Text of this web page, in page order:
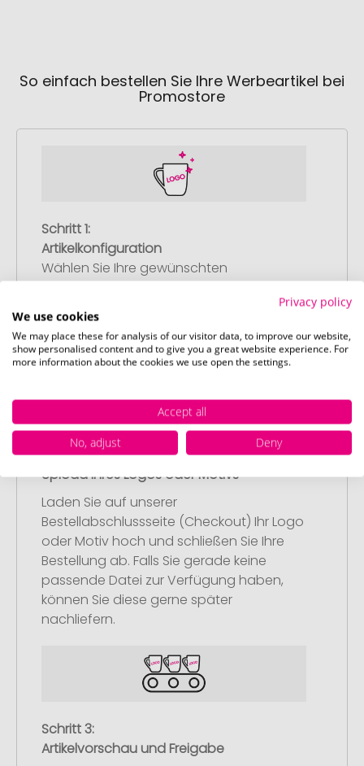
So einfach bestellen Sie Ihre Werbeartikel bei
Promostore
Schritt 1:
Artikelkonfiguration
Wählen Sie Ihre gewünschten
nach Ihren Vorstellungen an.
Anschließend legen Sie die konfigurierten
Artikel in Ihren Warenkorb.
Schritt 2:
Upload Ihres Logos oder Motivs
Laden Sie auf unserer
Bestellabschlussseite (Checkout) Ihr Logo
oder Motiv hoch und schließen Sie Ihre
Bestellung ab. Falls Sie gerade keine
passende Datei zur Verfügung haben,
können Sie diese gerne später
nachliefern.
Schritt 3:
Artikelvorschau und Freigabe
Privacy policy
We use cookies
We may place these for analysis of our visitor data, to improve our website,
show personalised content and to give you a great website experience. For
more information about the cookies we use open the settings.
Accept all
No, adjust
Deny